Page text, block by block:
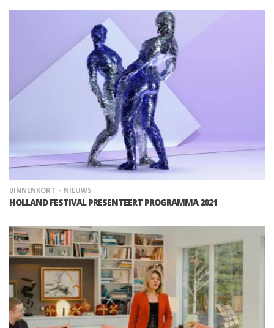
BINNENKORT NIEUWS
HOLLAND FESTIVAL PRESENTEERT PROGRAMMA 2021